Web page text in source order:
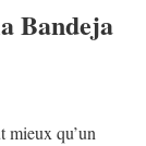
Bandeja
mieux qu’un